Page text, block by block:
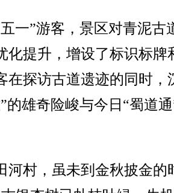
”游客，景区对青泥古
化提升，增设了标识标牌
在探访古道遗迹的同时，
的雄奇险峻与今日“蜀道
村，虽未到金秋披金的